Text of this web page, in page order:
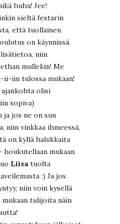
huhu! Jee!
sieltä festarin
että tuollainen
on käynnissä.
niin
mullekin! Me
ii-iin tulossa mukaan!
ajankohta olisi
sopiva)
ja jos ne on sun
niin vinkkaa ihmeessä,
on kyllä halukkaita
houkutellaan mukaan
Liisa tuolta
:) Ja jos
niin voin kysellä
mukaan tulijoita näin